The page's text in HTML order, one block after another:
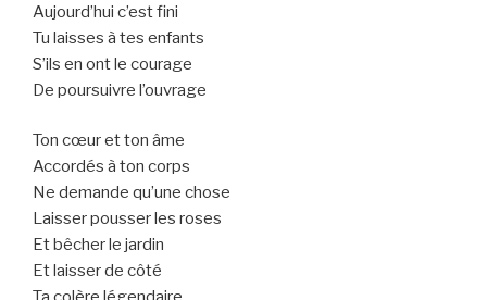
Aujourd’hui c’est fini
Tu laisses à tes enfants
S’ils en ont le courage
De poursuivre l’ouvrage
Ton cœur et ton âme
Accordés à ton corps
Ne demande qu’une chose
Laisser pousser les roses
Et bêcher le jardin
Et laisser de côté